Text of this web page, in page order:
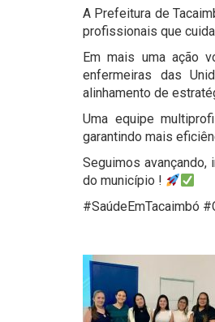
A Prefeitura de
profissionais que
Em mais uma ação
enfermeiras das
alinhamento de
Uma equipe
garantindo mais
Seguimos
do município !
#SaúdeEmTacaimbó